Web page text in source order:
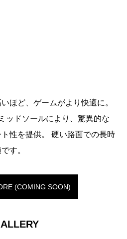
ほど、ゲームがより快適に。
ッドソールにより、驚異的な
性を提供。 硬い路面での長時
す。
(COMING SOON)